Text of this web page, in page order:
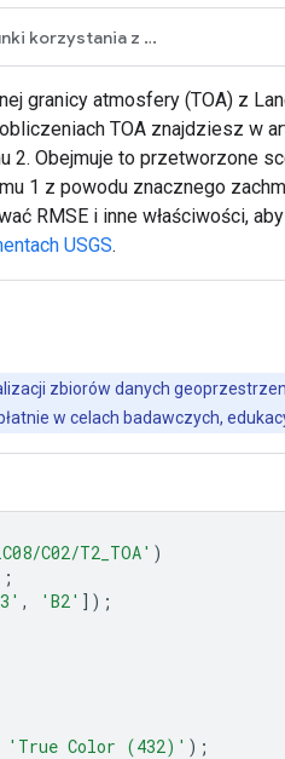
Warunki korzystania z usługi
granicy atmosfery (TOA) z
TOA znajdziesz w
Obejmuje to przetworzone
1 z powodu znacznego
RMSE i inne właściwości,
USGS.
zbiorów danych
w celach badawczych,
C02/T2_TOA' )
, 'B2' ]);
'True Color (432)' );